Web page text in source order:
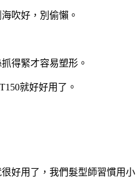
吹好，別偷懶。
得緊才容易塑形。
就好好用了。
好用了，我們髮型師習慣用小